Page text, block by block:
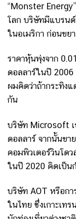
“Monster
โลก บริษัทมีแบรนด์
ในอเมริกา ก่อนขย
ราคาหุ้นพุ่งจาก
ดอลลาร์ในปี 2006
ผมคิดว่าถ้ากระทิง
กัน
บริษัท Microsoft เ
ดอลลาร์ จากนั้นขา
คอมพิวเตอร์วินโด
ในปี 2020 คิดเป็น
บริษัท AOT หรือก
ในไทย ซึ่งเกาะเท